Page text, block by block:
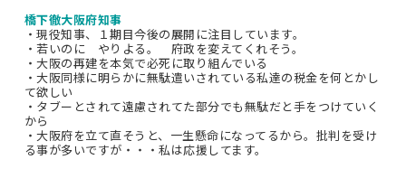
橋下徹大阪府知事
・現役知事、１期目今後の展開に注目しています。
・若いのに やりよる。 府政を変えてくれそう。
・大阪の再建を本気で必死に取り組んでいる
・大阪同様に明らかに無駄遣いされている私達の税金を何とかし
て欲しい
・タブーとされて遠慮されてた部分でも無駄だと手をつけていく
から
・大阪府を立て直そうと、一生懸命になってるから。批判を受け
る事が多いですが・・・私は応援してます。